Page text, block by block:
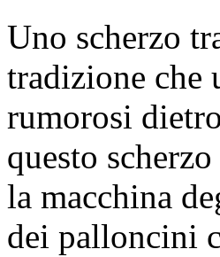
Uno scherzo
tradizione che
rumorosi
questo
la macchina
dei palloncini